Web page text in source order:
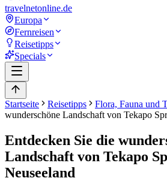
travelnetonline.de
Europa
Fernreisen
Reisetipps
Specials
Startseite Reisetipps Flora, Fauna und
wunderschöne Landschaft von Tekapo
Entdecken Sie die
Landschaft von Tekapo
Neuseeland